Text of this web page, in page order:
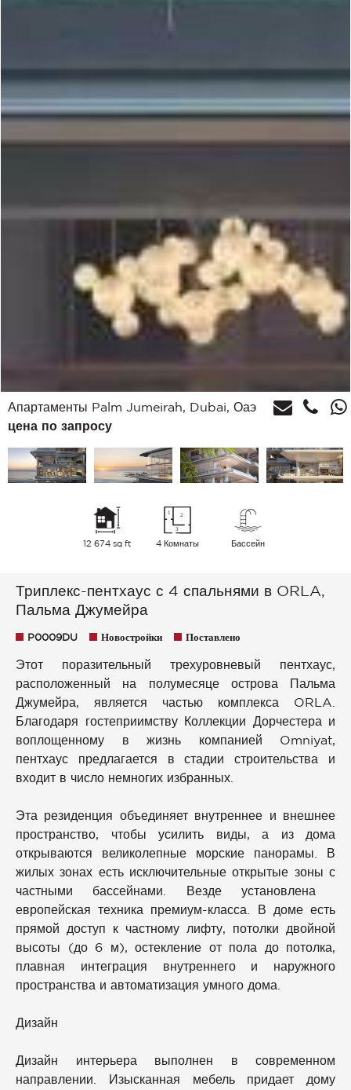
Апартаменты Palm Jumeirah, Dubai, Оаэ
цена по запросу
12 674 sq ft 4 Комнаты Бассейн
Триплекс-пентхаус с 4 спальнями в ORLA,
Пальма Джумейра
P0009DU Новостройки Поставлено
Этот поразительный трехуровневый пентхаус,
расположенный на полумесяце острова Пальма
Джумейра, является частью комплекса ORLA.
Благодаря гостеприимству Коллекции Дорчестера и
воплощенному в жизнь компанией Omniyat,
пентхаус предлагается в стадии строительства и
входит в число немногих избранных.
Эта резиденция объединяет внутреннее и внешнее
пространство, чтобы усилить виды, а из дома
открываются великолепные морские панорамы. В
жилых зонах есть исключительные открытые зоны с
частными бассейнами. Везде установлена ​​
европейская техника премиум-класса. В доме есть
прямой доступ к частному лифту, потолки двойной
высоты (до 6 м), остекление от пола до потолка,
плавная интеграция внутреннего и наружного
пространства и автоматизация умного дома.
Дизайн
Дизайн интерьера выполнен в современном
направлении. Изысканная мебель придает дому